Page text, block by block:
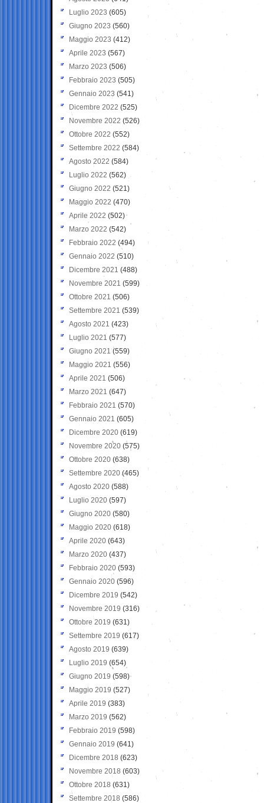
Luglio 2023 (605)
Giugno 2023 (560)
Maggio 2023 (412)
Aprile 2023 (567)
Marzo 2023 (506)
Febbraio 2023 (505)
Gennaio 2023 (541)
Dicembre 2022 (525)
Novembre 2022 (526)
Ottobre 2022 (552)
Settembre 2022 (584)
Agosto 2022 (584)
Luglio 2022 (562)
Giugno 2022 (521)
Maggio 2022 (470)
Aprile 2022 (502)
Marzo 2022 (542)
Febbraio 2022 (494)
Gennaio 2022 (510)
Dicembre 2021 (488)
Novembre 2021 (599)
Ottobre 2021 (506)
Settembre 2021 (539)
Agosto 2021 (423)
Luglio 2021 (577)
Giugno 2021(559)
Maggio 2021 (556)
Aprile 2021 (506)
Marzo 2021 (647)
Febbraio 2021 (570)
Gennaio 2021 (605)
Dicembre 2020 (619)
Novembre 2020 (575)
Ottobre 2020 (638)
Settembre 2020(465)
Agosto 2020 (588)
Luglio 2020 (597)
Giugno 2020 (580)
Maggio 2020 (618)
Aprile 2020 (643)
Marzo 2020 (437)
Febbraio 2020 (593)
Gennaio 2020 (596)
Dicembre 2019 (542)
Novembre 2019 (316)
Ottobre 2019 (631)
Settembre 2019 (617)
Agosto 2019 (639)
Luglio 2019 (654)
Giugno 2019 (598)
Maggio 2019 (527)
Aprile 2019 (383)
Marzo 2019 (562)
Febbraio 2019 (598)
Gennaio 2019 (641)
Dicembre 2018 (623)
Novembre 2018 (603)
Ottobre 2018 (631)
Settembre 2018 (586)